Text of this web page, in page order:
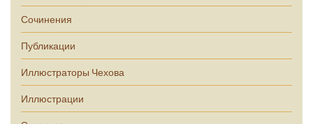
Сочинения
Публикации
Иллюстраторы Чехова
Иллюстрации